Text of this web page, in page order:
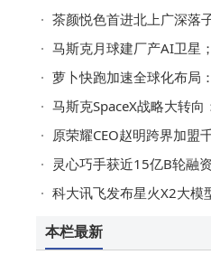
茶颜悦色首进北上广深落子深圳，借城
马斯克月球建厂产AI卫星；DeepSeek灰度测试百万
萝卜快跑加速全球化布局：花旗力挺，
马斯克SpaceX战略大转向：10年建月球城
原荣耀CEO赵明跨界加盟千里科技，
灵心巧手获近15亿B轮融资，领航灵巧手
科大讯飞发布星火X2大模型 讯飞晓医
本栏最新